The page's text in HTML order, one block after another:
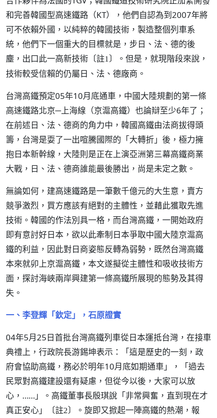
和完善韓國型高速鐵路（KT），他們自認為到2007年將
可不依賴外國，以純粹的韓國技術，製造整個列車系
統，他們下一個重大的目標就是，步日、法、德的後
塵，出口此一高新技術 〔註1〕
。但是，就現階段來說，
技術較受信賴的仍屬日、法、德廠商。
台灣高鐵預定05年10月底通車，中國大陸規劃的第一條
高速鐵路北京─上海線（京滬高鐵）也論辯至少6年了；
在前述日、法、德商的角力中，韓國高鐵由法商拔得頭
籌，台灣是耍了一出喧騰國際的「大轉折」後，極力擁
抱日本新幹線，大陸則是正在上演亞洲第三幕高鐵商業
大戰，日、法、德商誰能最後勝出，尚是未定之數。
無論如何，建高速鐵路是一筆數千億元的大生意，賣方
競爭激烈，買方應該有絕對的主體性，並藉此獲取先進
技術。韓國的作法別具一格，而台灣高鐵，一開始政府
即有意討好日本，欲以此牽制日本爭取中國大陸京滬高
鐵的利益，因此對日商姿態反轉為弱勢，既然台灣高鐵
本來就卯上京滬高鐵，本文遂擬從主體性和吸收技術方
面，探討海峽兩岸興建第一條高鐵所展現的態勢及其得
失。
一、李登輝「欽定」，石原證實
04年5月25日首批台灣高鐵列車從日本運抵台灣，在接車
典禮上，行政院長游錫坤表示：「這是歷史的一刻，政
府會協助高鐵，務必於明年10月底如期通車」，「過去
民眾對高鐵建設還有疑慮，但從今以後，大家可以放
心，……」。高鐵董事長殷琪說「非常興奮，直到現在才
真正安心」
〔註2〕
。旋即又掀起一陣高鐵的熱潮，報